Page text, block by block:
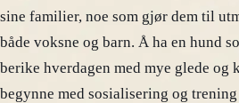
sine familier, noe som gjør dem til
både voksne og barn. Å ha en hund
berike hverdagen med mye glede
begynne med sosialisering og